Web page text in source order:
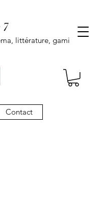
7
Contact
littérature, gaming,